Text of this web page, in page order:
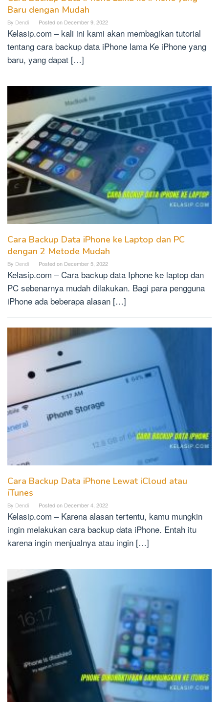
Baru dengan Mudah
By Dendi Posted on December 9, 2022
Kelasip.com – kali ini kami akan membagikan tutorial
tentang cara backup data iPhone lama Ke iPhone yang
baru, yang dapat […]
Cara Backup Data iPhone ke Laptop dan PC
dengan 2 Metode Mudah
By Dendi Posted on December 5, 2022
Kelasip.com – Cara backup data Iphone ke laptop dan
PC sebenarnya mudah dilakukan. Bagi para pengguna
iPhone ada beberapa alasan […]
Cara Backup Data iPhone Lewat iCloud atau
iTunes
By Dendi Posted on December 4, 2022
Kelasip.com – Karena alasan tertentu, kamu mungkin
ingin melakukan cara backup data iPhone. Entah itu
karena ingin menjualnya atau ingin […]